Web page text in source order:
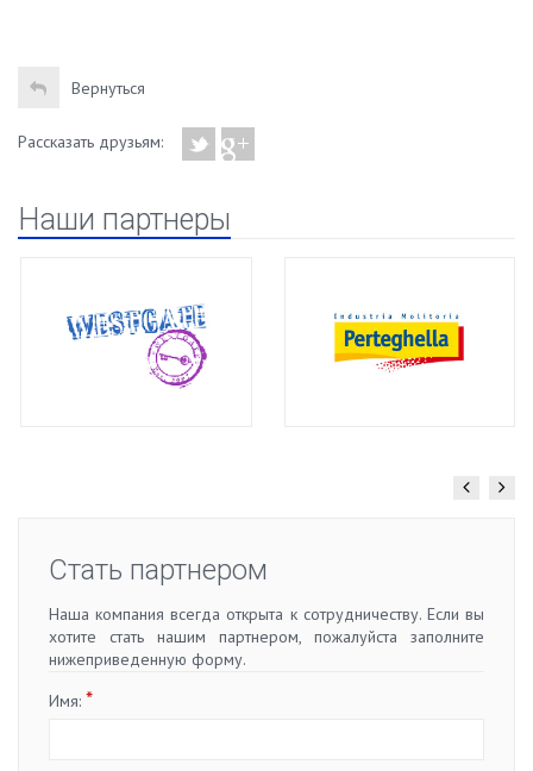
Вернуться
Рассказать друзьям:
Наши партнеры
Стать партнером
Наша компания всегда открыта к сотрудничеству. Если вы
хотите стать нашим партнером, пожалуйста заполните
нижеприведенную форму.
Имя: *